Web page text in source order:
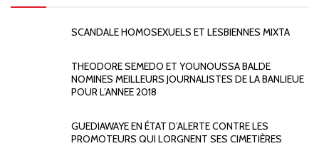
SCANDALE HOMOSEXUELS ET LESBIENNES MIXTA
THEODORE SEMEDO ET YOUNOUSSA BALDE
NOMINES MEILLEURS JOURNALISTES DE LA BANLIEUE
POUR L’ANNEE 2018
GUEDIAWAYE EN ÉTAT D’ALERTE CONTRE LES
PROMOTEURS QUI LORGNENT SES CIMETIÈRES